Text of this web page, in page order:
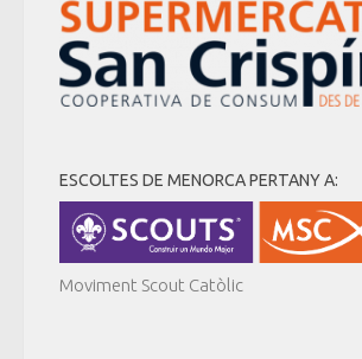
ESCOLTES DE MENORCA PERTANY A:
Moviment Scout Catòlic